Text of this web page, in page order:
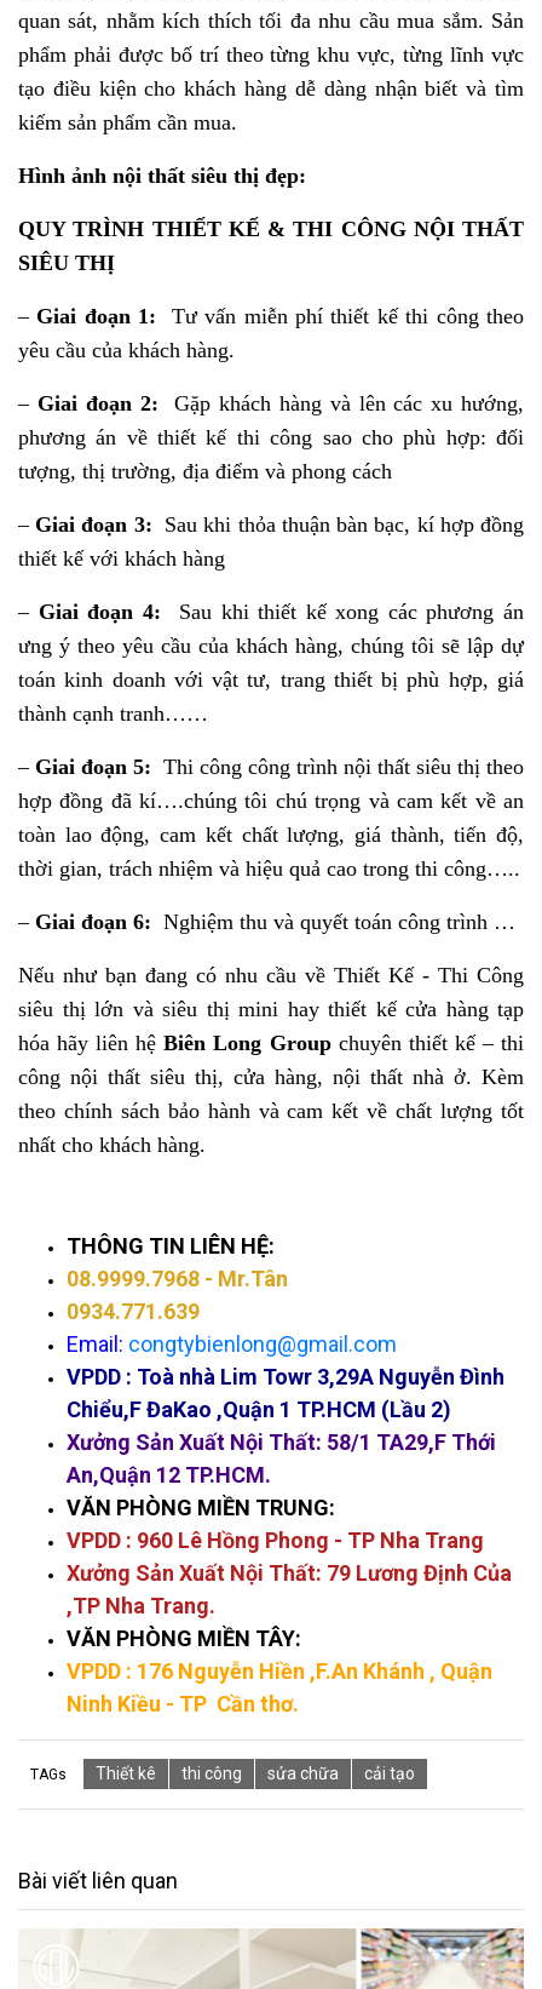
quan sát, nhằm kích thích tối đa nhu cầu mua sắm. Sản
phẩm phải được bố trí theo từng khu vực, từng lĩnh vực
tạo điều kiện cho khách hàng dễ dàng nhận biết và tìm
kiếm sản phẩm cần mua.
Hình ảnh nội thất siêu thị đẹp:
QUY TRÌNH THIẾT KẾ & THI CÔNG NỘI THẤT
SIÊU THỊ
– Giai đoạn 1:
Tư vấn miễn phí thiết kế thi công theo
yêu cầu của khách hàng.
– Giai đoạn 2:
Gặp khách hàng và lên các xu hướng,
phương án về thiết kế thi công sao cho phù hợp: đối
tượng, thị trường, địa điểm và phong cách
– Giai đoạn 3: Sau khi thỏa thuận bàn bạc, kí hợp đồng
thiết kế với khách hàng
– Giai đoạn 4: Sau khi thiết kế xong các phương án
ưng ý theo yêu cầu của khách hàng, chúng tôi sẽ lập dự
toán kinh doanh với vật tư, trang thiết bị phù hợp, giá
thành cạnh tranh……
– Giai đoạn 5: Thi công công trình nội thất siêu thị theo
hợp đồng đã kí….chúng tôi chú trọng và cam kết về an
toàn lao động, cam kết chất lượng, giá thành, tiến độ,
thời gian, trách nhiệm và hiệu quả cao trong thi công…..
– Giai đoạn 6: Nghiệm thu và quyết toán công trình …
Nếu như bạn đang có nhu cầu về Thiết Kế - Thi Công
siêu thị lớn và siêu thị mini hay thiết kế cửa hàng tạp
hóa hãy liên hệBiên Long Groupchuyên thiết kế – thi
công nội thất siêu thị, cửa hàng, nội thất nhà ở. Kèm
theo chính sách bảo hành và cam kết về chất lượng tốt
nhất cho khách hàng.
THÔNG TIN LIÊN HỆ:
08.9999.7968 - Mr.Tân
0934.771.639
Email: congtybienlong@gmail.com
VPDD : Toà nhà Lim Towr 3,29A Nguyễn Đình
Chiểu,F ĐaKao ,Quận 1 TP.HCM (Lầu 2)
Xưởng Sản Xuất Nội Thất: 58/1 TA29,F Thới
An,Quận 12 TP.HCM.
VĂN PHÒNG MIỀN TRUNG:
VPDD : 960 Lê Hồng Phong - TP Nha Trang
Xưởng Sản Xuất Nội Thất: 79 Lương Định Của
,TP Nha Trang.
VĂN PHÒNG MIỀN TÂY:
VPDD : 176 Nguyễn Hiền ,F.An Khánh , Quận
Ninh Kiều - TP Cần thơ.
TAGs Thiết kê thi công sửa chữa cải tạo
Bài viết liên quan